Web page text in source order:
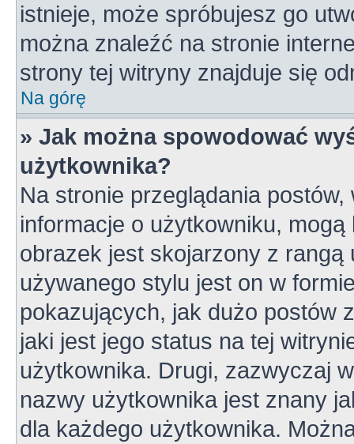
istnieje, może spróbujesz go
można znaleźć na stronie
strony tej witryny znajduje się
Na górę
» Jak można spowodować
użytkownika?
Na stronie przeglądania
informacje o użytkowniku,
obrazek jest skojarzony z
używanego stylu jest on w
pokazujących, jak dużo postów
jaki jest jego status na tej
użytkownika. Drugi, zazwyczaj
nazwy użytkownika jest znany
dla każdego użytkownika.